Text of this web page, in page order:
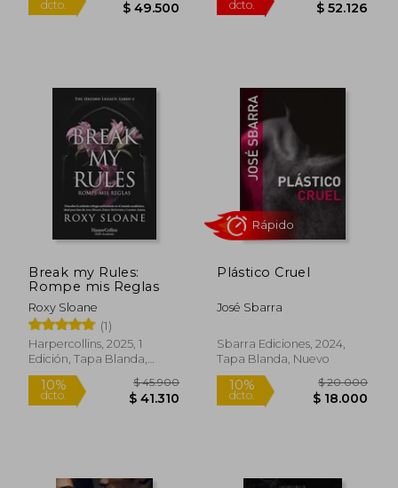
10%
dcto. $ 32.396
10%
dcto.
Break my Rules:
Rompe mis Reglas
Roxy Sloane
(1)
Harpercollins, 2025, 1
Edición, Tapa Blanda,
Nuevo
Plástico Cruel
José Sbarra
Sbarra Ediciones, 2024,
Tapa Blanda, Nuevo